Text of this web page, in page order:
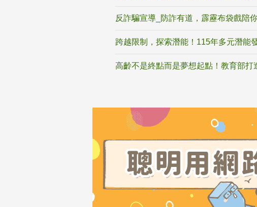
反詐騙宣導_防詐有道，霹靂布袋戲陪
跨越限制，探索潛能！115年多元潛能
高齡不是終點而是夢想起點！教育部